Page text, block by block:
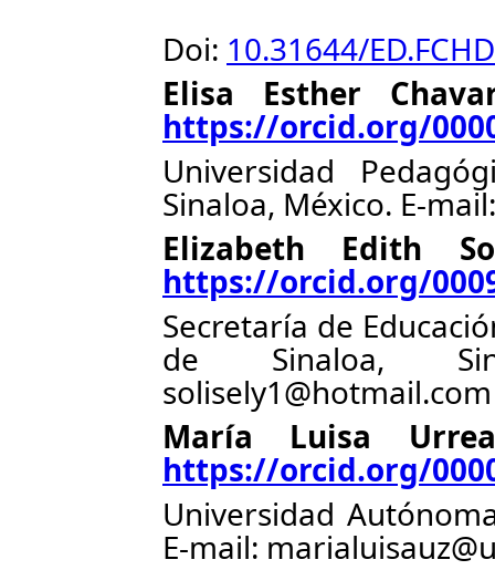
Doi: 10.31644/
Elisa Esther
https://orcid.org/
Universidad
Sinaloa, México. E-
Elizabeth
https://orcid.org/
Secretaría de
de Sinaloa,
solisely1@hotmail.com
María
https://orcid.org/
Universidad
E-mail: